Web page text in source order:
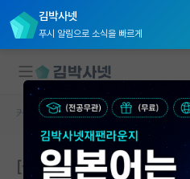
김박사넷
푸시 알림으로 소식을 빠르게
대학원생 모집
국내대학원 정보
커뮤니티 홈 연구실(PI) 홍보 게시판
[성균관대학교] 에너지과학